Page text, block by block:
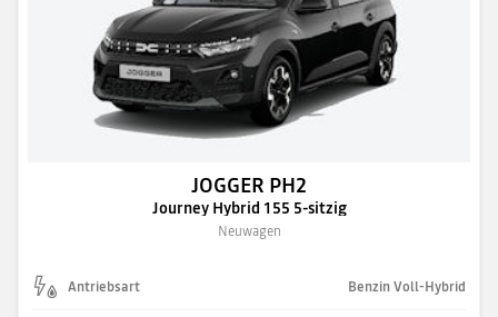
JOGGER PH2
Journey Hybrid 155 5-sitzig
Neuwagen
Antriebsart Benzin Voll-Hybrid